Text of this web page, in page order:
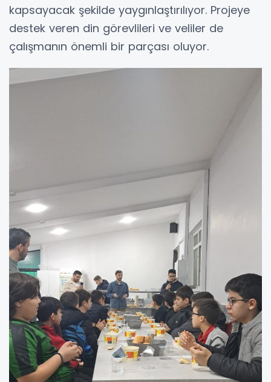
kapsayacak şekilde yaygınlaştırılıyor. Projeye
destek veren din görevlileri ve veliler de
çalışmanın önemli bir parçası oluyor.